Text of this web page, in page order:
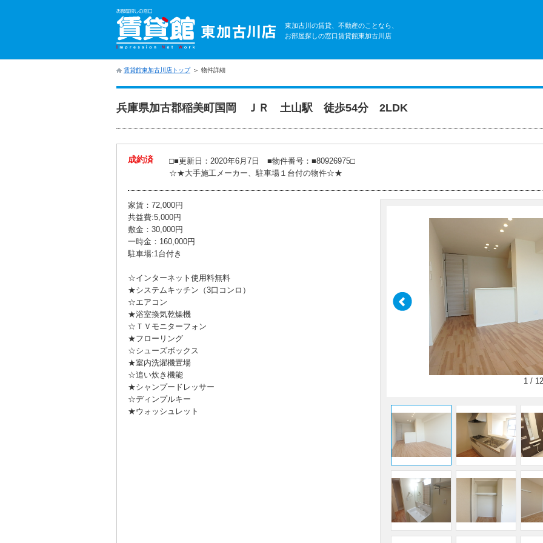
東加古川の賃貸、不動産のことなら、
お部屋探しの窓口賃貸館東加古川店
賃貸館東加古川店トップ 物件詳細
兵庫県加古郡稲美町国岡 ＪＲ 土山駅 徒歩54分 2LDK
成約済
□■更新日：2020年6月7日 ■物件番号：■80926975□
☆★大手施工メーカー、駐車場１台付の物件☆★
1 / 12
家賃：72,000円
共益費:5,000円
敷金：30,000円
一時金：160,000円
駐車場:1台付き
☆インターネット使用料無料
★システムキッチン（3口コンロ）
☆エアコン
★浴室換気乾燥機
☆ＴＶモニターフォン
★フローリング
☆シューズボックス
★室内洗濯機置場
☆追い炊き機能
★シャンプードレッサー
☆ディンプルキー
★ウォッシュレット